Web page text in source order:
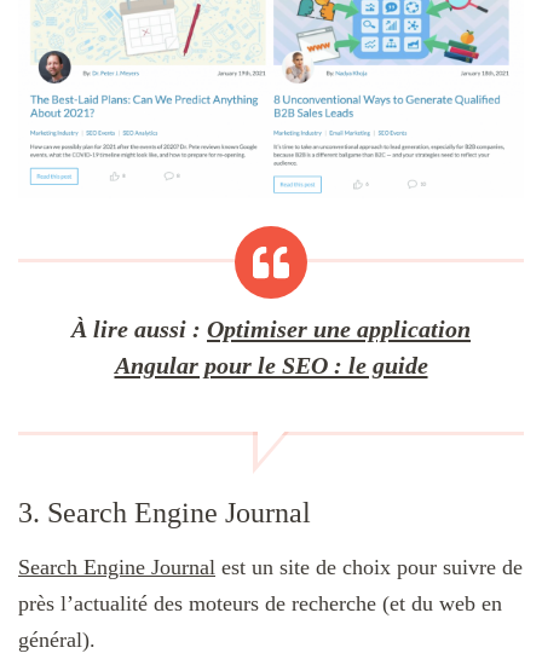
À lire aussi : Optimiser une application
Angular pour le SEO : le guide
3. Search Engine Journal
Search Engine Journal est un site de choix pour suivre de
près l’actualité des moteurs de recherche (et du web en
général).